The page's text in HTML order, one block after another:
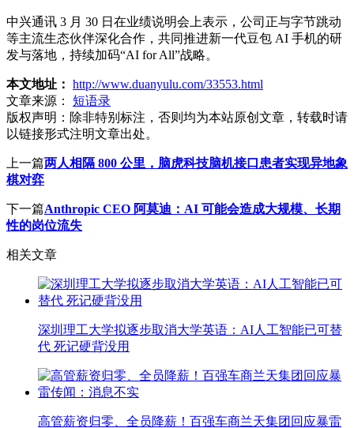
中兴通讯 3 月 30 日在业绩说明会上表示，公司正与字节跳动
等主流生态伙伴深化合作，共同推进新一代豆包 AI 手机的研
发与落地，持续加码“AI for All”战略。
本文地址： http://www.duanyulu.com/33553.html
文章来源：
短语录
版权声明： 除非特别标注，否则均为本站原创文章，转载时请
以链接形式注明文章出处。
上一篇两人相隔 800 公里，脑虎科技脑机接口患者实现异地象
棋对弈
下一篇Anthropic CEO 阿莫迪：AI 可能会造成大规模、长期
性的岗位流失
相关文章
深圳理工大学拟逐步取消大学英语：AI人工智能已可替
代 死记硬背没用
高管薪资归零、全员降薪！百强车商兰天集团回应暴雷